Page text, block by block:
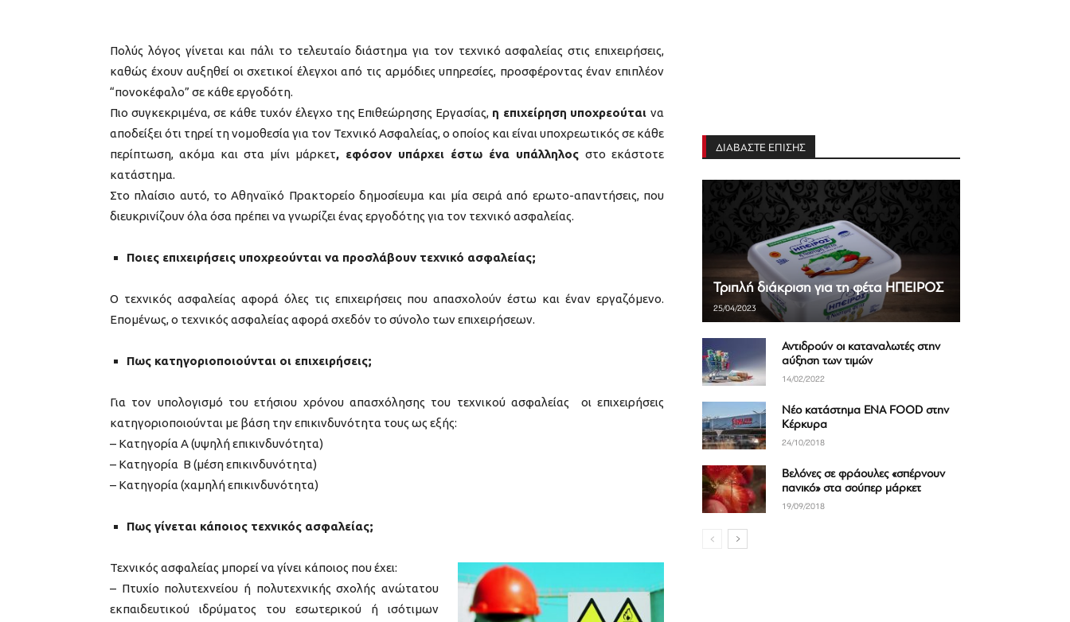
Πολύς λόγος γίνεται και πάλι το τελευταίο διάστημα για τον τεχνικό ασφαλείας στις επιχειρήσεις,
καθώς έχουν αυξηθεί οι σχετικοί έλεγχοι από τις αρμόδιες υπηρεσίες, προσφέροντας έναν επιπλέον
“πονοκέφαλο” σε κάθε εργοδότη.
Πιο συγκεκριμένα, σε κάθε τυχόν έλεγχο της Επιθεώρησης Εργασίας, η επιχείρηση υποχρεούταινα
αποδείξει ότι τηρεί τη νομοθεσία για τον Τεχνικό Ασφαλείας, ο οποίος και είναι υποχρεωτικός σε κάθε
περίπτωση, ακόμα και στα μίνι μάρκετ, εφόσον υπάρχει έστω ένα υπάλληλος στο εκάστοτε
κατάστημα.
Στο πλαίσιο αυτό, το Αθηναϊκό Πρακτορείο δημοσίευμα και μία σειρά από ερωτο-απαντήσεις, που
διευκρινίζουν όλα όσα πρέπει να γνωρίζει ένας εργοδότης για τον τεχνικό ασφαλείας.
Ποιες επιχειρήσεις υποχρεούνται να προσλάβουν τεχνικό ασφαλείας;
Ο τεχνικός ασφαλείας αφορά όλες τις επιχειρήσεις που απασχολούν έστω και έναν εργαζόμενο.
Επομένως, ο τεχνικός ασφαλείας αφορά σχεδόν το σύνολο των επιχειρήσεων.
Πως κατηγοριοποιούνται οι επιχειρήσεις;
Για τον υπολογισμό του ετήσιου χρόνου απασχόλησης του τεχνικού ασφαλείας οι επιχειρήσεις
κατηγοριοποιούνται με βάση την επικινδυνότητα τους ως εξής:
– Κατηγορία Α (υψηλή επικινδυνότητα)
– Κατηγορία Β (μέση επικινδυνότητα)
– Κατηγορία (χαμηλή επικινδυνότητα)
Πως γίνεται κάποιος τεχνικός ασφαλείας;
Τεχνικός ασφαλείας μπορεί να γίνει κάποιος που έχει:
– Πτυχίο πολυτεχνείου ή πολυτεχνικής σχολής ανώτατου
εκπαιδευτικού ιδρύματος του εσωτερικού ή ισότιμων
ΔΙΑΒΑΣΤΕ ΕΠΙΣΗΣ
Τριπλή διάκριση για τη φέτα ΗΠΕΙΡΟΣ
25/04/2023
Αντιδρούν οι καταναλωτές στην
αύξηση των τιμών
14/02/2022
Νέο κατάστημα ΕΝΑ FOOD στην
Κέρκυρα
24/10/2018
Βελόνες σε φράουλες «σπέρνουν
πανικό» στα σούπερ μάρκετ
19/09/2018